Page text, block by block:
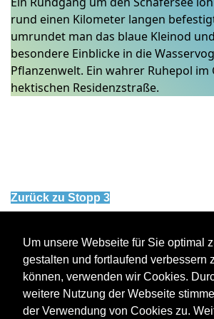
Um unsere Webseite für Sie optimal
gestalten und fortlaufend verbessern
können, verwenden wir Cookies.
weitere Nutzung der Webseite
der Verwendung von Cookies zu.
rund einen Kilometer langen
umrundet man das blaue Kleinod
besondere Einblicke in die
Pflanzenwelt. Ein wahrer Ruhepol im
hektischen Residenzstraße.
Zurück zu Stopp 3
Weiter zu Stopp 5